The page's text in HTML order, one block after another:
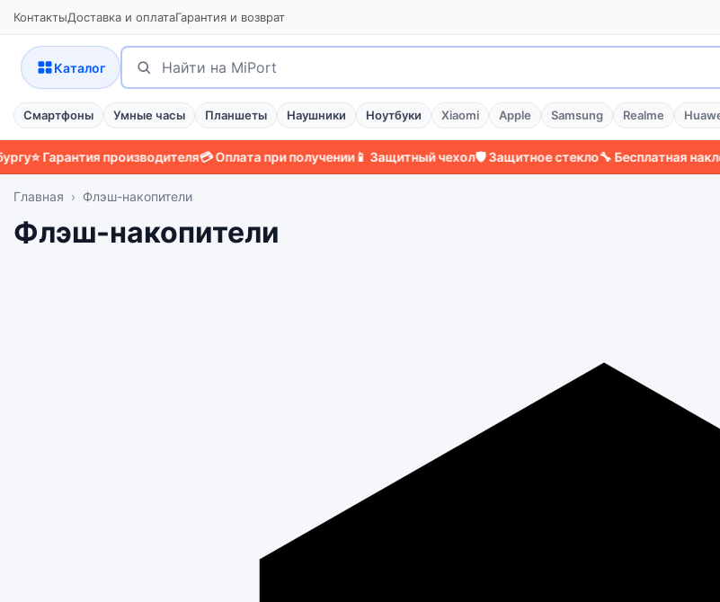
КонтактыДоставка и оплатаГарантия и возврат
Каталог
Поиск
Найти
Смартфоны Умные часы Планшеты Наушники Ноутбуки Xiaomi Apple Samsung Realme
производителя💳 Оплата при получении📱 Защитный чехол🛡️ Защитное стекло🔧 Бесплатная наклейка
Главная Флэш-накопители
Флэш-накопители